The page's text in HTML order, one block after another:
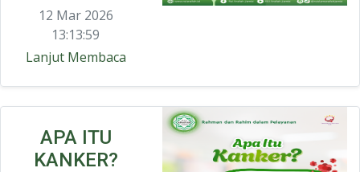
12 Mar 2026
13:13:59
Lanjut Membaca
APA ITU
KANKER?